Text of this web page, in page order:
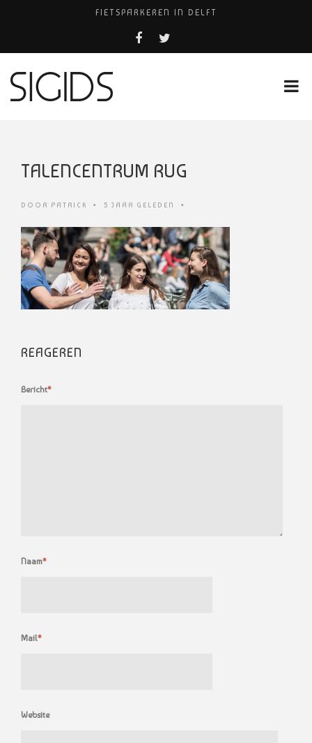
FIETSPARKEREN IN DELFT
FIETS KWIJT IN TILBURG?
USED PRODUCTS LEIDEN
TALENCENTRUM RUG
DOOR PATRICK • 5 JAAR GELEDEN •
REAGEREN
Bericht*
Naam*
Mail*
Website